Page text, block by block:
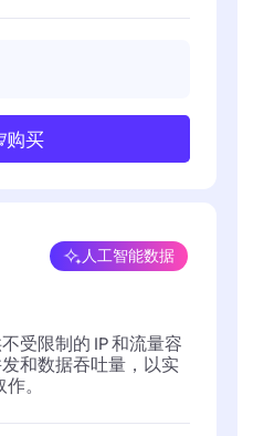
购买
人工智能数据
受限制的 IP 和流量容
和数据吞吐量，以实
。